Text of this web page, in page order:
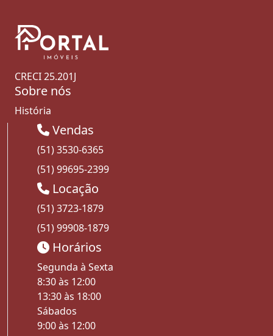
CRECI 25.201J
Sobre nós
História
Vendas
(51) 3530-6365
(51) 99695-2399
Locação
(51) 3723-1879
(51) 99908-1879
Horários
Segunda à Sexta
8:30 às 12:00
13:30 às 18:00
Sábados
9:00 às 12:00